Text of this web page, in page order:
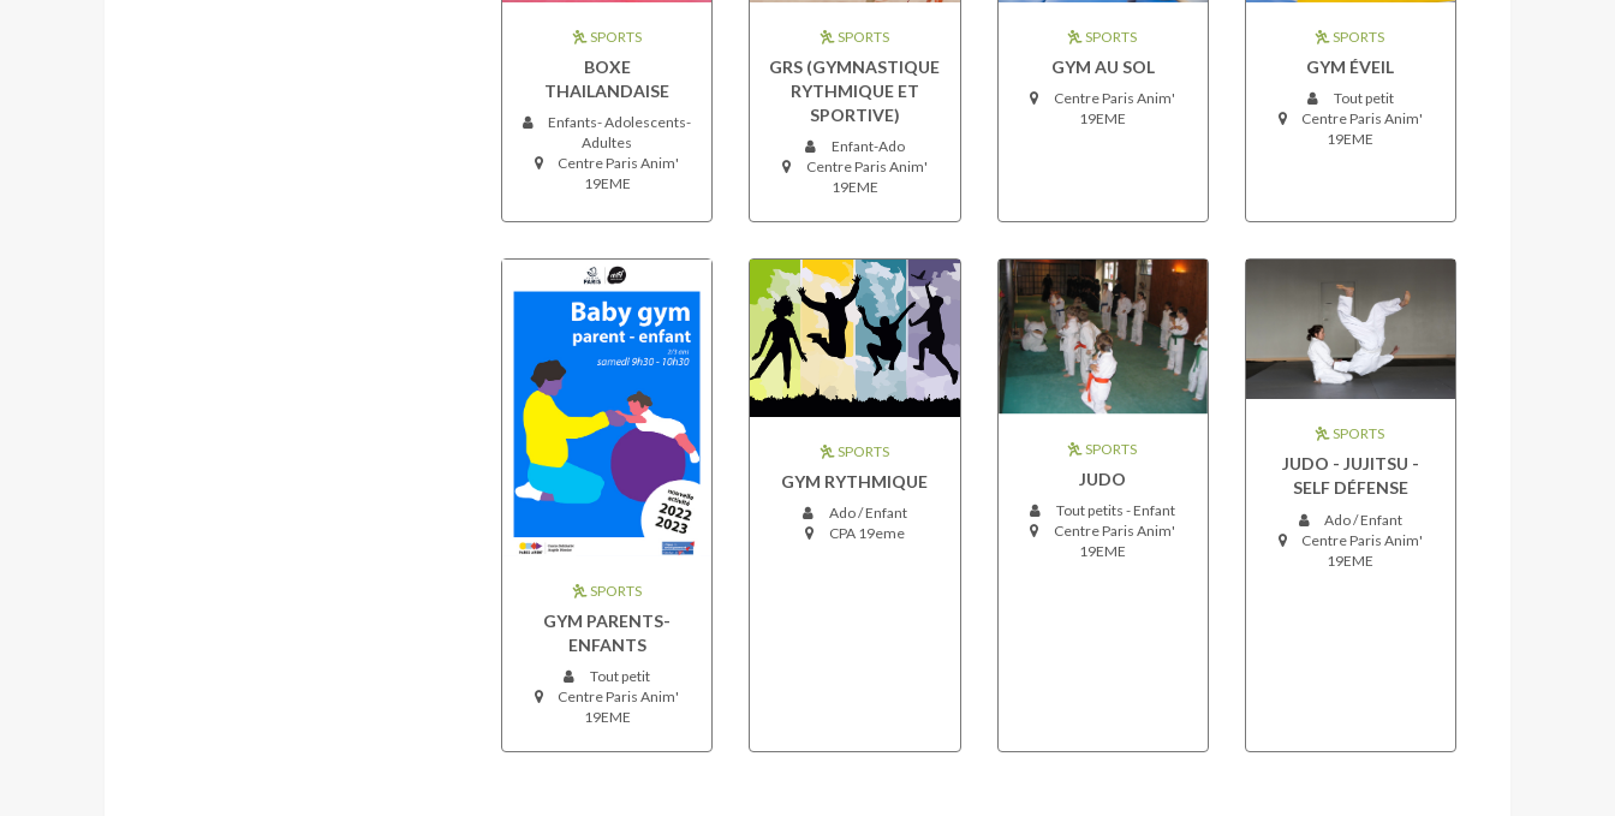
SPORTS
BOXE
THAILANDAISE
Enfants- Adolescents-
Adultes
Centre Paris Anim'
19EME
SPORTS
GRS (GYMNASTIQUE
RYTHMIQUE ET
SPORTIVE)
Enfant-Ado
Centre Paris Anim'
19EME
SPORTS
GYM AU SOL
Centre Paris Anim'
19EME
SPORTS
GYM ÉVEIL
Tout petit
Centre Paris Anim'
19EME
SPORTS
GYM PARENTS-
ENFANTS
Tout petit
Centre Paris Anim'
19EME
SPORTS
GYM RYTHMIQUE
Ado / Enfant
CPA 19eme
SPORTS
JUDO
Tout petits - Enfant
Centre Paris Anim'
19EME
SPORTS
JUDO - JUJITSU -
SELF DÉFENSE
Ado / Enfant
Centre Paris Anim'
19EME